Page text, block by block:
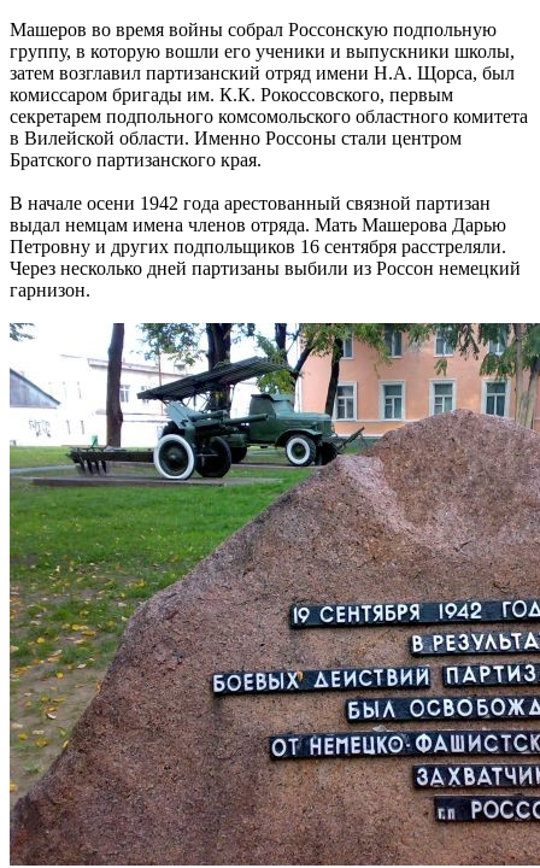
Машеров во время войны собрал Россонскую подпольную
группу, в которую вошли его ученики и выпускники школы,
затем возглавил партизанский отряд имени Н.А. Щорса, был
комиссаром бригады им. К.К. Рокоссовского, первым
секретарем подпольного комсомольского областного комитета
в Вилейской области. Именно Россоны стали центром
Братского партизанского края.
В начале осени 1942 года арестованный связной партизан
выдал немцам имена членов отряда. Мать Машерова Дарью
Петровну и других подпольщиков 16 сентября расстреляли.
Через несколько дней партизаны выбили из Россон немецкий
гарнизон.